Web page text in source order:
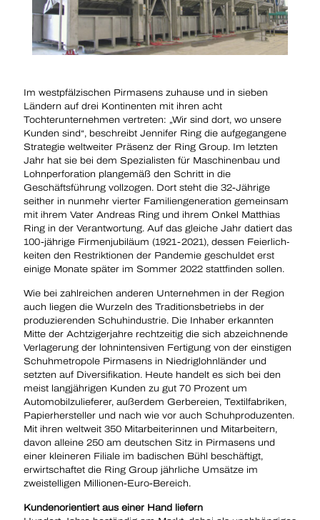
Im westpfälzischen Pirmasens zuhause und in sieben
Ländern auf drei Kontinenten mit ihren acht
Tochterunternehmen vertreten: „Wir sind dort, wo unsere
Kunden sind“, beschreibt Jennifer Ring die aufgegangene
Strategie weltweiter Präsenz der Ring Group. Im letzten
Jahr hat sie bei dem Spezialisten für Maschinenbau und
Lohnperforation plangemäß den Schritt in die
Geschäftsführung vollzogen. Dort steht die 32-Jährige
seither in nunmehr vierter Familiengeneration gemeinsam
mit ihrem Vater Andreas Ring und ihrem Onkel Matthias
Ring in der Verantwortung. Auf das gleiche Jahr datiert das
100-jährige Firmenjubiläum (1921-2021), dessen Feierlich­
keiten den Restriktionen der Pandemie geschuldet erst
einige Monate später im Sommer 2022 stattfinden sollen.
Wie bei zahlreichen anderen Unternehmen in der Region
auch liegen die Wurzeln des Traditionsbetriebs in der
produzierenden Schuhindustrie. Die Inhaber erkannten
Mitte der Achtzigerjahre rechtzeitig die sich abzeichnende
Verlagerung der lohnintensiven Fertigung von der einstigen
Schuhmetropole Pirmasens in Niedriglohnländer und
setzten auf Diversifikation. Heute handelt es sich bei den
meist langjährigen Kunden zu gut 70 Prozent um
Automobilzulieferer, außerdem Gerbereien, Textilfabriken,
Papierhersteller und nach wie vor auch Schuhproduzenten.
Mit ihren weltweit 350 Mitarbeiterinnen und Mitarbeitern,
davon alleine 250 am deutschen Sitz in Pirmasens und
einer kleineren Filiale im badischen Bühl beschäftigt,
erwirtschaftet die Ring Group jährliche Umsätze im
zweistelligen Millionen-Euro-Bereich.
Kundenorientiert aus einer Hand liefern